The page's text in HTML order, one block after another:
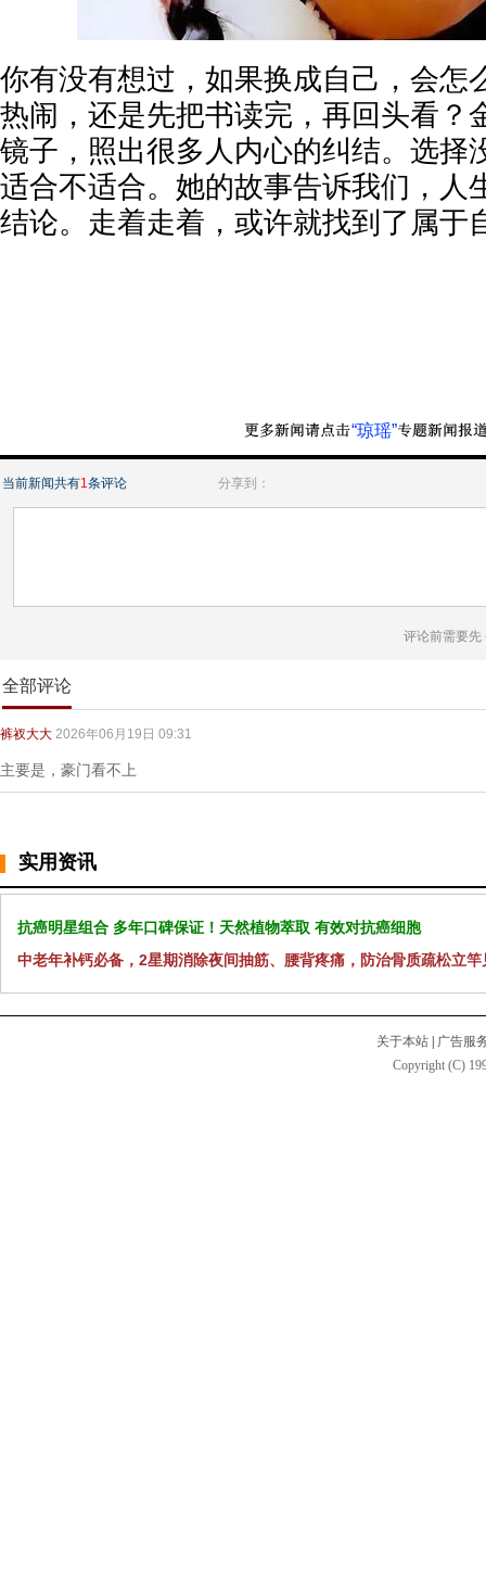
你有没有想过，如果换成自己，会怎
热闹，还是先把书读完，再回头看？
镜子，照出很多人内心的纠结。选择
适合不适合。她的故事告诉我们，人
结论。走着走着，或许就找到了属于
“琼瑶”
当前新闻共有1条评论 分享到：
评论前需要先
全部评论
裤衩大大 2026年06月19日 09:31
主要是，豪门看不上
实用资讯
抗癌明星组合 多年口碑保证！天然植物萃取 有效对抗癌细胞
中老年补钙必备，2星期消除夜间抽筋、腰背疼痛，防治骨质疏松立竿
关于本站
广告服
Copyright (C)